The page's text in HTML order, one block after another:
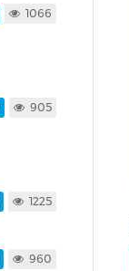
1066
905
1225
960